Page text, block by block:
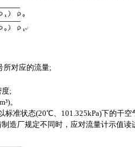
对应的流量;
;
。
准状态(20℃、101.325kPa)下的干空
造厂规定不同时，应对流量计示值读